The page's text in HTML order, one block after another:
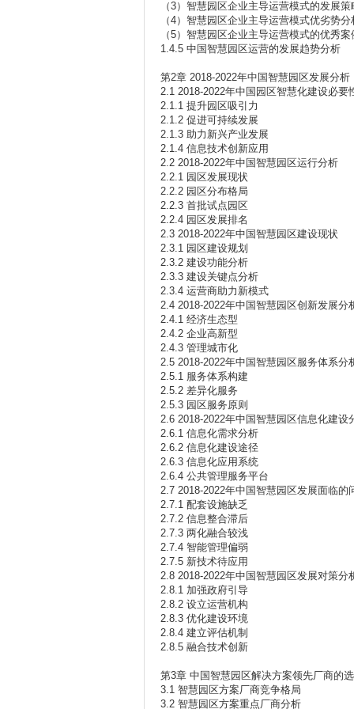
（3）智慧园区企业主导运营模式的发展策
（4）智慧园区企业主导运营模式优劣势分
（5）智慧园区企业主导运营模式的优秀案
1.4.5 中国智慧园区运营的发展趋势分析
第2章 2018-2022年中国智慧园区发展分析
2.1 2018-2022年中国园区智慧化建设必要
2.1.1 提升园区吸引力
2.1.2 促进可持续发展
2.1.3 助力新兴产业发展
2.1.4 信息技术创新应用
2.2 2018-2022年中国智慧园区运行分析
2.2.1 园区发展现状
2.2.2 园区分布格局
2.2.3 首批试点园区
2.2.4 园区发展排名
2.3 2018-2022年中国智慧园区建设现状
2.3.1 园区建设规划
2.3.2 建设功能分析
2.3.3 建设关键点分析
2.3.4 运营商助力新模式
2.4 2018-2022年中国智慧园区创新发展分
2.4.1 经济生态型
2.4.2 企业高新型
2.4.3 管理城市化
2.5 2018-2022年中国智慧园区服务体系分
2.5.1 服务体系构建
2.5.2 差异化服务
2.5.3 园区服务原则
2.6 2018-2022年中国智慧园区信息化建设
2.6.1 信息化需求分析
2.6.2 信息化建设途径
2.6.3 信息化应用系统
2.6.4 公共管理服务平台
2.7 2018-2022年中国智慧园区发展面临的
2.7.1 配套设施缺乏
2.7.2 信息整合滞后
2.7.3 两化融合较浅
2.7.4 智能管理偏弱
2.7.5 新技术待应用
2.8 2018-2022年中国智慧园区发展对策分
2.8.1 加强政府引导
2.8.2 设立运营机构
2.8.3 优化建设环境
2.8.4 建立评估机制
2.8.5 融合技术创新
第3章 中国智慧园区解决方案领先厂商的
3.1 智慧园区方案厂商竞争格局
3.2 智慧园区方案重点厂商分析